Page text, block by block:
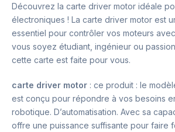
Découvrez la carte driver motor idéale
électroniques ! La carte driver motor est
essentiel pour contrôler vos moteurs
vous soyez étudiant, ingénieur ou
cette carte est faite pour vous.
carte driver motor : ce produit : le
est conçu pour répondre à vos besoins
robotique. D’automatisation. Avec sa
offre une puissance suffisante pour faire